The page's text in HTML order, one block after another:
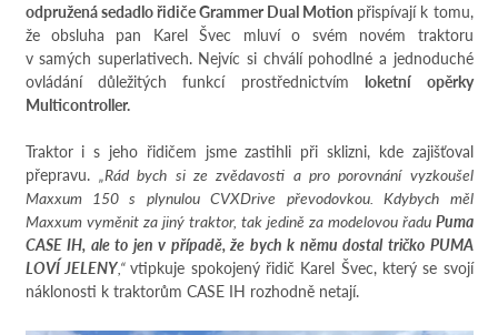
odpružená sedadlo řidiče Grammer Dual Motion přispívají k tomu,
že obsluha pan Karel Švec mluví o svém novém traktoru
v samých superlativech. Nejvíc si chválí pohodlné a jednoduché
ovládání důležitých funkcí prostřednictvím loketní opěrky
Multicontroller.
Traktor i s jeho řidičem jsme zastihli při sklizni, kde zajišťoval
přepravu. „Rád bych si ze zvědavosti a pro porovnání vyzkoušel
Maxxum 150 s plynulou CVXDrive převodovkou. Kdybych měl
Maxxum vyměnit za jiný traktor, tak jedině za modelovou řadu Puma
CASE IH, ale to jen v případě, že bych k němu dostal tričko PUMA
LOVÍ JELENY,“vtipkuje spokojený řidič Karel Švec, který se svojí
náklonosti k traktorům CASE IH rozhodně netají.